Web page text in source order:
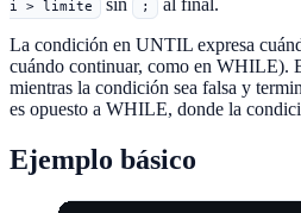
i > limite
sin ;
al final.
La condición en UNTIL expresa
cuándo continuar, como en WHILE).
mientras la condición sea falsa y
es opuesto a WHILE, donde la
Ejemplo básico